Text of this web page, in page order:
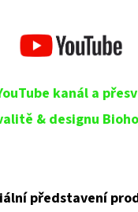
kanál a
& designu
představení